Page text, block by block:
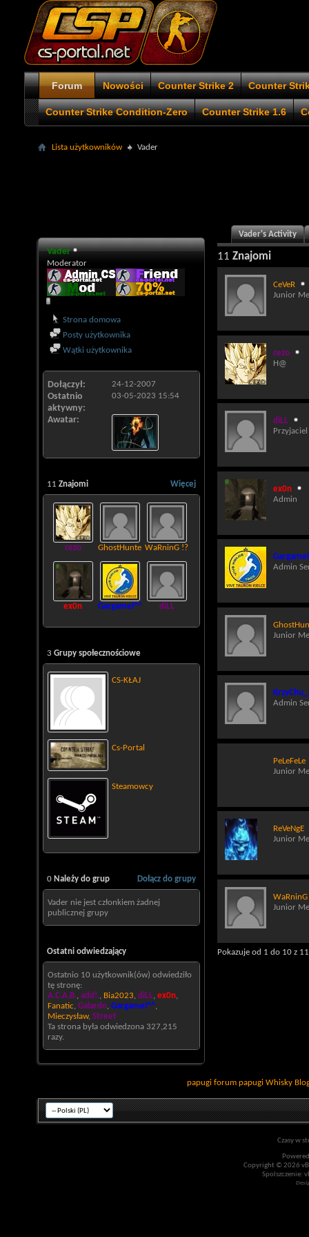
Forum Nowości Counter Strike 2 Counter
Counter Strike Condition-Zero Counter Strike 1.6
Lista użytkowników Vader
Vader
Moderator
Strona domowa
Posty użytkownika
Wątki użytkownika
Dołączył 24-12-2007
Ostatnio
aktywny
03-05-2023 15:54
Awatar
Więcej
11 Znajomi
cezo GhostHunter WaRninG !?
ex0n Gargamel^^ diLL
3 Grupy społecznościowe
CS-KŁAJ
Cs-Portal
Steamowcy
Dołącz do grupy
0 Należy do grup
Vader nie jest członkiem żadnej
publicznej grupy
Ostatni odwiedzający
Ostatnio 10 użytkownik(ów) odwiedziło
tę stronę:
A.C.A.B., add!., Bia2023, diLL, ex0n,
Fanatic, Galardo, Gargamel^^,
Mieczysław, Street
Ta strona była odwiedzona 327,215
razy.
Vader's Activity
11 Znajomi
CeVeR
Junior
cezo
H@
diLL
Przyjaciel
ex0n
Admin
Admin
Junior
Admin
PeLeFeLe
Junior
ReVeNgE
Junior
Junior
Pokazuje od 1 do 10 z
papugi forum papugi Whisky
Czasy w
Copyright © 2026
Spolszczenie: